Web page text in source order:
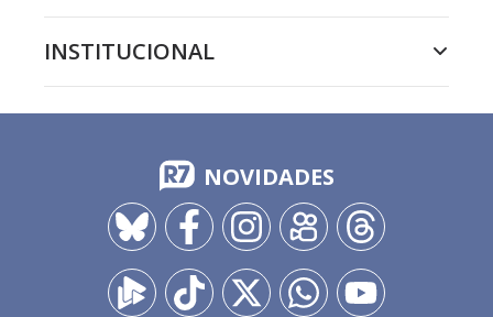
INSTITUCIONAL
NOVIDADES